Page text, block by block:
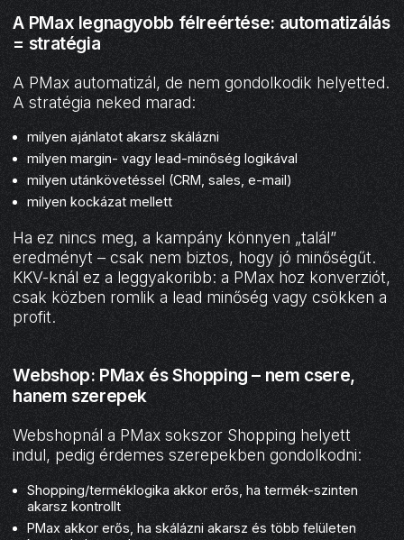
A PMax legnagyobb félreértése: automatizálás
= stratégia
A PMax automatizál, de nem gondolkodik helyetted.
A stratégia neked marad:
milyen ajánlatot akarsz skálázni
milyen margin- vagy lead-minőség logikával
milyen utánkövetéssel (CRM, sales, e-mail)
milyen kockázat mellett
Ha ez nincs meg, a kampány könnyen „talál”
eredményt – csak nem biztos, hogy jó minőségűt.
KKV-knál ez a leggyakoribb: a PMax hoz konverziót,
csak közben romlik a lead minőség vagy csökken a
profit.
Webshop: PMax és Shopping – nem csere,
hanem szerepek
Webshopnál a PMax sokszor Shopping helyett
indul, pedig érdemes szerepekben gondolkodni:
Shopping/terméklogika akkor erős, ha termék-szinten
akarsz kontrollt
PMax akkor erős, ha skálázni akarsz és több felületen